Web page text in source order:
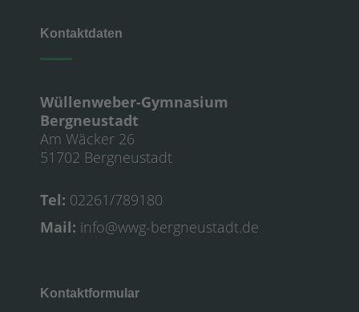
Kontaktdaten
Wüllenweber-Gymnasium
Bergneustadt
Am Wäcker 26
51702 Bergneustadt
Tel: 02261/789180
Mail: info@wwg-bergneustadt.de
Kontaktformular